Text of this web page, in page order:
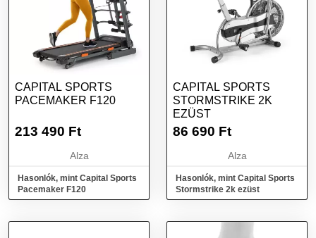
CAPITAL SPORTS
PACEMAKER F120
213 490 Ft
Alza
Hasonlók, mint Capital Sports
Pacemaker F120
CAPITAL SPORTS
STORMSTRIKE 2K
EZÜST
86 690 Ft
Alza
Hasonlók, mint Capital Sports
Stormstrike 2k ezüst